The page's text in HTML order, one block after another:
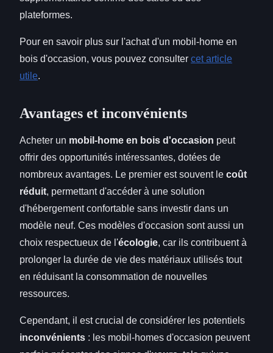
plateformes.
Pour en savoir plus sur l'achat d'un mobil-home en
bois d'occasion, vous pouvez consulter cet article
utile.
Avantages et inconvénients
Acheter un mobil-home en bois d'occasion peut
offrir des opportunités intéressantes, dotées de
nombreux avantages. Le premier est souvent le coût
réduit, permettant d'accéder à une solution
d'hébergement confortable sans investir dans un
modèle neuf. Ces modèles d'occasion sont aussi un
choix respectueux de l'écologie, car ils contribuent à
prolonger la durée de vie des matériaux utilisés tout
en réduisant la consommation de nouvelles
ressources.
Cependant, il est crucial de considérer les potentiels
inconvénients : les mobil-homes d'occasion peuvent